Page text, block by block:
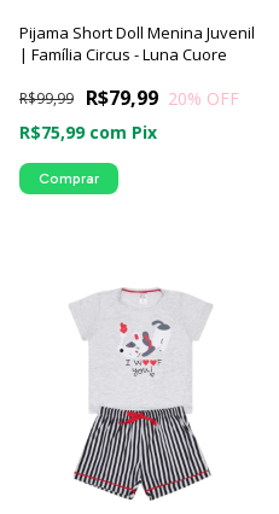
Pijama Short Doll Menina Juvenil
| Família Circus - Luna Cuore
R$79,99
R$99,99 20% OFF
R$75,99 com Pix
Comprar